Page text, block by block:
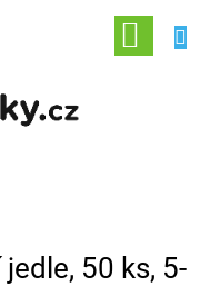
NÁKUPNÍ
KOŠÍK
50 ks, 5-